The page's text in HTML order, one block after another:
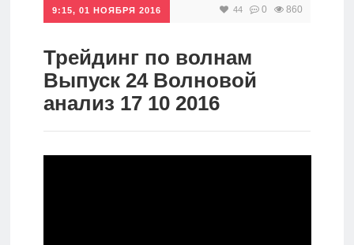
Инвестиции
Дивиденды
Волновой
9:15, 01 НОЯБРЯ 2016 44 0 860
Трейдинг по волнам
Выпуск 24 Волновой
анализ 17 10 2016